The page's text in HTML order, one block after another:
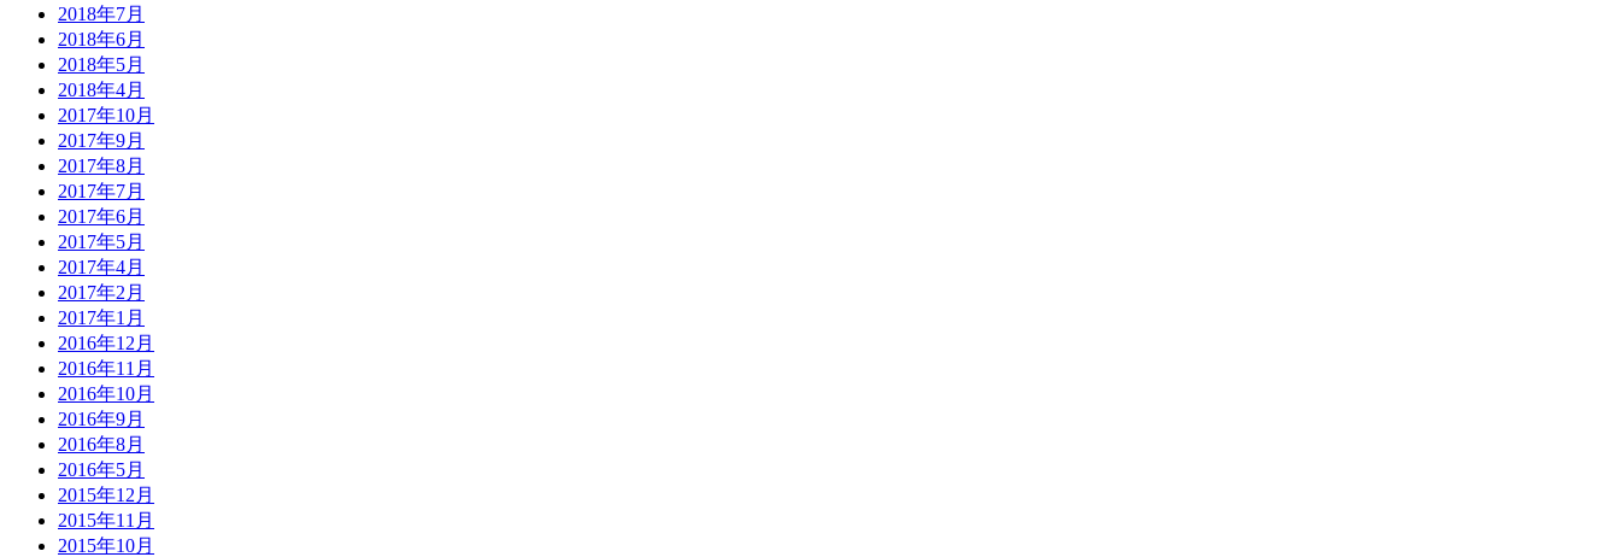
2018年7月
2018年6月
2018年5月
2018年4月
2017年10月
2017年9月
2017年8月
2017年7月
2017年6月
2017年5月
2017年4月
2017年2月
2017年1月
2016年12月
2016年11月
2016年10月
2016年9月
2016年8月
2016年5月
2015年12月
2015年11月
2015年10月